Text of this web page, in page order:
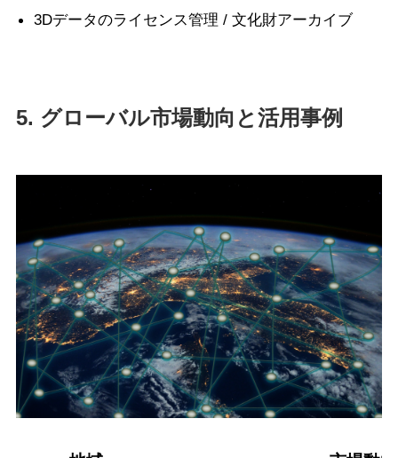
3Dデータのライセンス管理 / 文化財アーカイブ
5. グローバル市場動向と活用事例